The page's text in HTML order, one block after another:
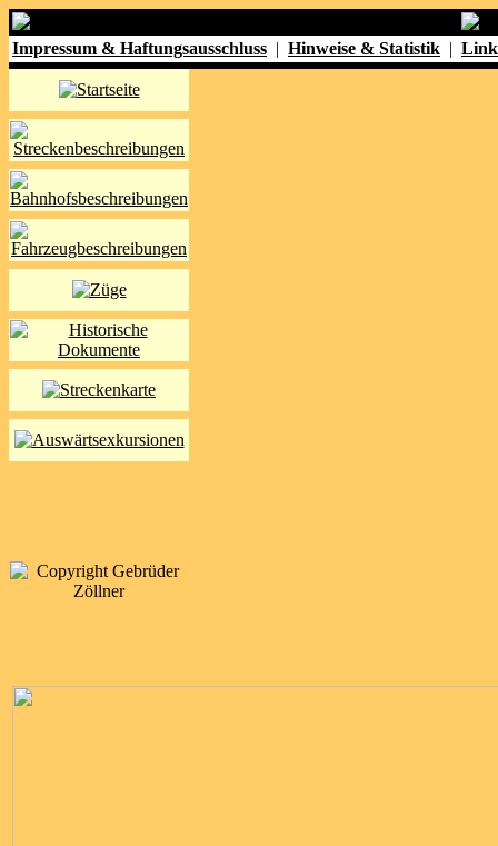
Impressum & Haftungsausschluss | Hinweise & Statistik |